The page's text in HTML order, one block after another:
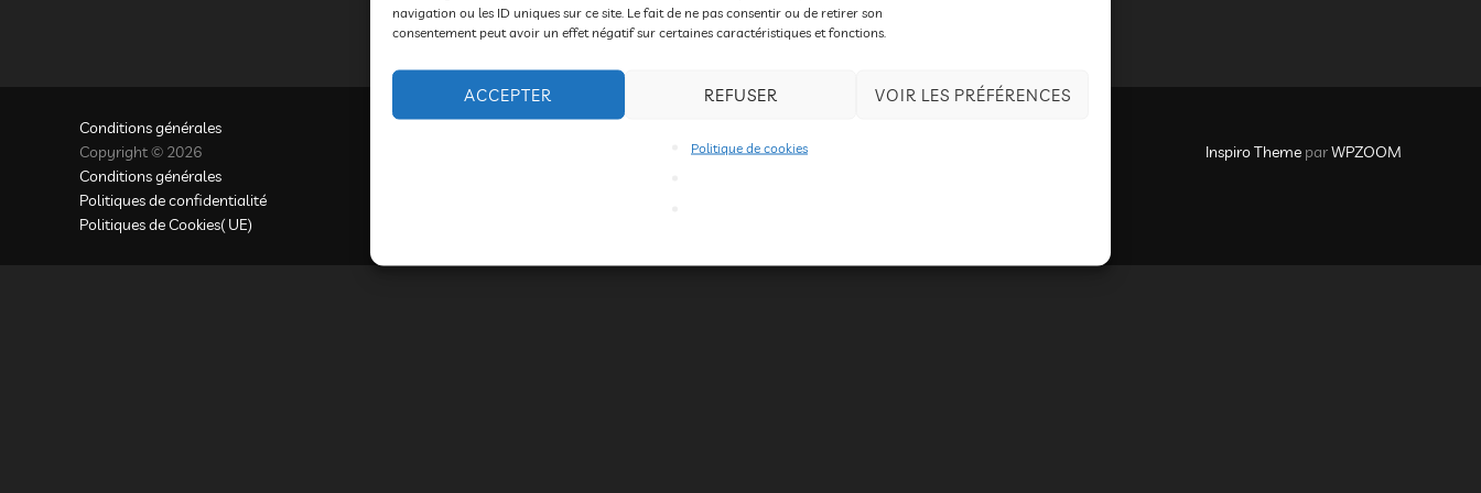
navigation ou les ID uniques sur ce site. Le fait de ne pas consentir ou de retirer son
consentement peut avoir un effet négatif sur certaines caractéristiques et fonctions.
ACCEPTER REFUSER VOIR LES PRÉFÉRENCES
Politique de cookies
Conditions générales
Copyright © 2026
Conditions générales
Politiques de confidentialité
Politiques de Cookies( UE)
Inspiro Theme parWPZOOM